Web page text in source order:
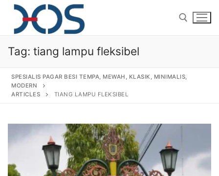
Products
Tag: tiang lampu fleksibel
SPESIALIS PAGAR BESI TEMPA, MEWAH, KLASIK, MINIMALIS,
MODERN
ARTICLES
TIANG LAMPU FLEKSIBEL